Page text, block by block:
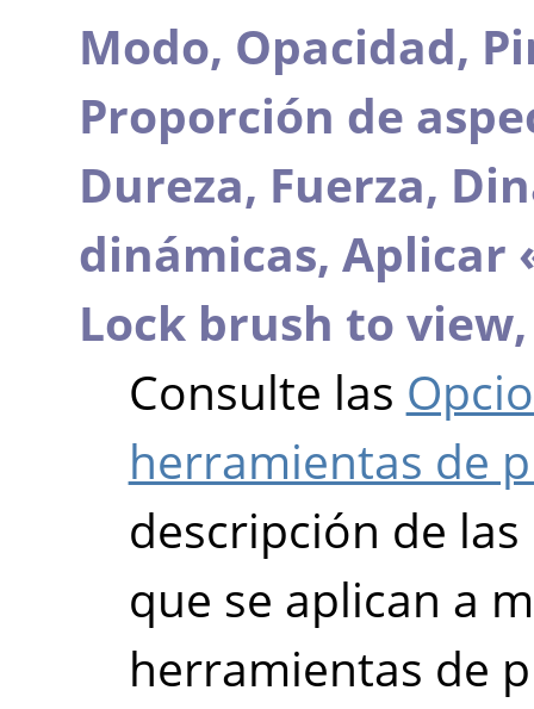
Modo, Opacidad,
Proporción de
Dureza, Fuerza,
dinámicas, Aplicar
Lock brush to
Consulte las
herramientas de
descripción de
que se aplican a
herramientas de